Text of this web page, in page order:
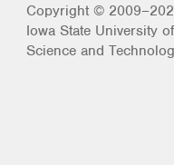
Copyright ©
Iowa State University of
Science and